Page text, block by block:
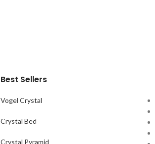
Best Sellers
Vogel Crystal
Crystal Bed
Crystal Pyramid